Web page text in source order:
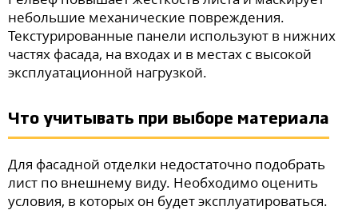
небольшие механические повреждения.
Текстурированные панели используют в нижних
частях фасада, на входах и в местах с высокой
эксплуатационной нагрузкой.
Что учитывать при выборе материала
Для фасадной отделки недостаточно подобрать
лист по внешнему виду. Необходимо оценить
условия, в которых он будет эксплуатироваться.